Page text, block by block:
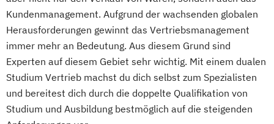
Kundenmanagement. Aufgrund der wachsenden globalen
Herausforderungen gewinnt das Vertriebsmanagement
immer mehr an Bedeutung. Aus diesem Grund sind
Experten auf diesem Gebiet sehr wichtig. Mit einem dualen
Studium Vertrieb machst du dich selbst zum Spezialisten
und bereitest dich durch die doppelte Qualifikation von
Studium und Ausbildung bestmöglich auf die steigenden